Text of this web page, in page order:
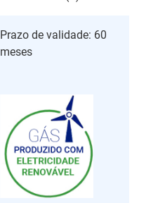
Prazo de validade: 60
meses